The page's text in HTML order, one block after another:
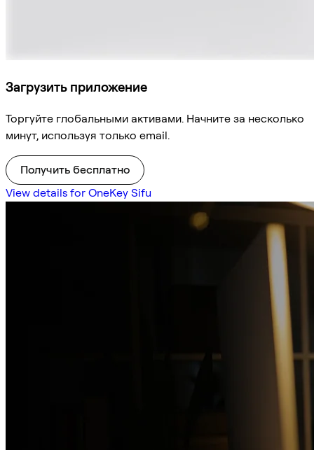
Загрузить приложение
Торгуйте глобальными активами. Начните за несколько
минут, используя только email.
Получить бесплатно
View details for OneKey Sifu